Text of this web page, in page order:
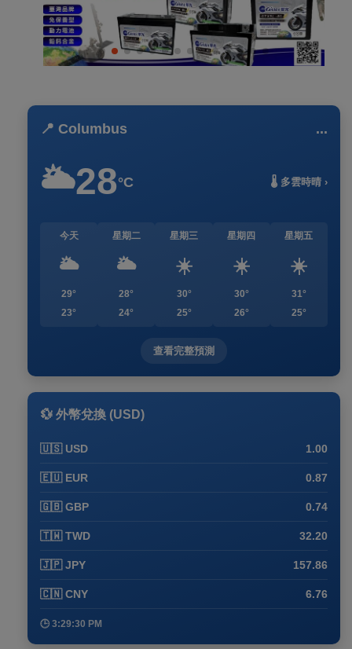
📍 Columbus ...
🌥️28°C 🌡️ 多雲時晴 ›
今天
🌥️
29°
23°
星期二
🌥️
28°
24°
星期三
☀️
30°
25°
星期四
☀️
30°
26°
星期五
☀️
31°
25°
查看完整預測
💱 外幣兌換 (USD)
🇺🇸 USD 1.00
🇪🇺 EUR 0.87
🇬🇧 GBP 0.74
🇹🇼 TWD 32.20
🇯🇵 JPY 157.86
🇨🇳 CNY 6.76
🕒 3:29:30 PM